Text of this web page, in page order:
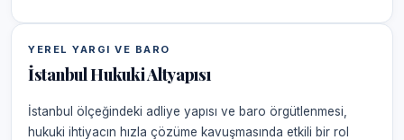
YEREL YARGI VE BARO
İstanbul Hukuki Altyapısı
İstanbul ölçeğindeki adliye yapısı ve baro örgütlenmesi,
hukuki ihtiyacın hızla çözüme kavuşmasında etkili bir rol